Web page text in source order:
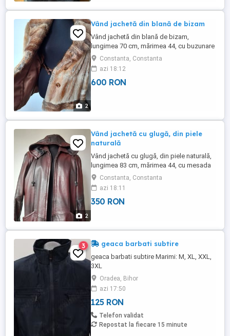
2
Vând jachetă din blană de bizam
Vând jachetă din blană de bizam,
lungimea 70 cm, mărimea 44, cu buzunare
interioare, lucrată manual, în stare
impecabilă.
Constanta, Constanta
azi 18:12
600 RON
2
Vând jachetă cu glugă, din piele
naturală
Vând jachetă cu glugă, din piele naturală,
lungimea 83 cm, mărimea 44, cu mesada
și gluga detașabile, stare impecabilă.
Constanta, Constanta
azi 18:11
350 RON
3 geaca barbati subtire
geaca barbati subtire Marimi: M, XL, XXL,
3XL
Oradea, Bihor
azi 17:50
125 RON
Telefon validat
Repostat la fiecare 15 minute